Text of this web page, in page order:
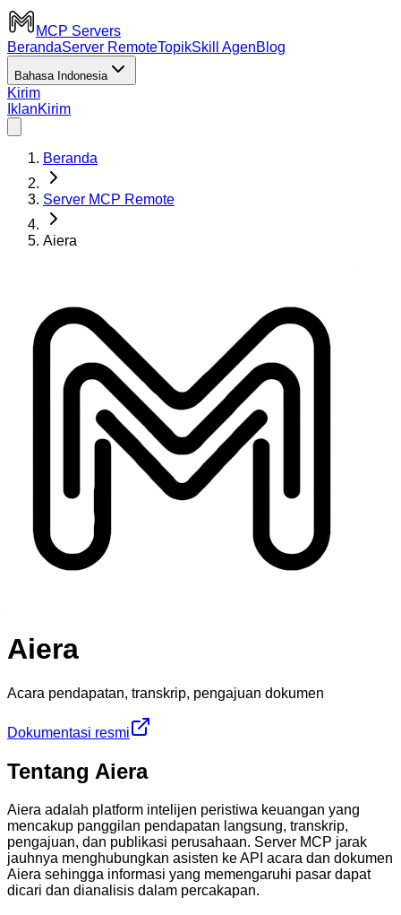
MCP Servers
BerandaServer RemoteTopikSkill AgenBlog
Bahasa Indonesia
Kirim
IklanKirim
Beranda
Server MCP Remote
Aiera
Aiera
Acara pendapatan, transkrip, pengajuan dokumen
Dokumentasi resmi
Tentang Aiera
Aiera adalah platform intelijen peristiwa keuangan yang
mencakup panggilan pendapatan langsung, transkrip,
pengajuan, dan publikasi perusahaan. Server MCP jarak
jauhnya menghubungkan asisten ke API acara dan dokumen
Aiera sehingga informasi yang memengaruhi pasar dapat
dicari dan dianalisis dalam percakapan.